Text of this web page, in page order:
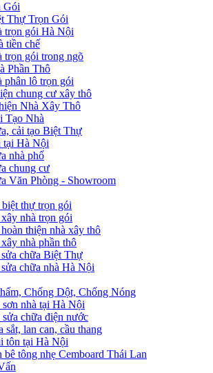
Gói
Thự Trọn Gói
trọn gói Hà Nội
tiền chế
trọn gói trong ngõ
Phần Thô
phân lô trọn gói
chung cư xây thô
Nhà Xây Thô
Tạo Nhà
cải tạo Biệt Thự
tại Hà Nội
nhà phố
chung cư
Văn Phòng - Showroom
thự trọn gói
nhà trọn gói
thiện nhà xây thô
nhà phần thô
chữa Biệt Thự
chữa nhà Hà Nội
Chống Dột, Chống Nóng
nhà tại Hà Nội
chữa điện nước
sắt, lan can, cầu thang
tôn tại Hà Nội
bê tông nhẹ Cemboard Thái Lan